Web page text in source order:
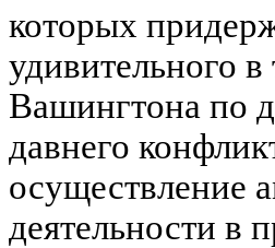
которых
удивительного
Вашингтона по
давнего
осуществление
деятельности в